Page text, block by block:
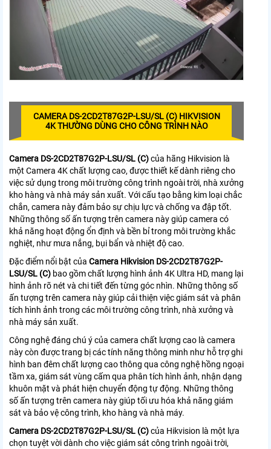
CAMERA DS-2CD2T87G2P-LSU/SL (C) HIKVISION
4K THƯỜNG DÙNG CHO CÔNG TRÌNH NÀO
Camera DS-2CD2T87G2P-LSU/SL (C)của hãng Hikvision là
một Camera 4K chất lượng cao, được thiết kế dành riêng cho
việc sử dụng trong môi trường công trình ngoài trời, nhà xưởng
kho hàng và nhà máy sản xuất. Với cấu tạo bằng kim loại chắc
chắn, camera này đảm bảo sự chịu lực và chống va đập tốt.
Những thông số ấn tượng trên camera này giúp camera có
khả năng hoạt động ổn định và bền bỉ trong môi trường khắc
nghiệt, như mưa nắng, bụi bẩn và nhiệt độ cao.
Đặc điểm nổi bật của Camera Hikvision DS-2CD2T87G2P-
LSU/SL (C) bao gồm chất lượng hình ảnh 4K Ultra HD, mang lại
hình ảnh rõ nét và chi tiết đến từng góc nhìn. Những thông số
ấn tượng trên camera này giúp cải thiện việc giám sát và phân
tích hình ảnh trong các môi trường công trình, nhà xưởng và
nhà máy sản xuất.
Công nghệ đáng chú ý của camera chất lượng cao là camera
này còn được trang bị các tính năng thông minh như hỗ trợ ghi
hình ban đêm chất lượng cao thông qua công nghệ hồng ngoại
tầm xa, giám sát vùng cấm qua phân tích hình ảnh, nhận dạng
khuôn mặt và phát hiện chuyển động tự động. Những thông
số ấn tượng trên camera này giúp tối ưu hóa khả năng giám
sát và bảo vệ công trình, kho hàng và nhà máy.
Camera DS-2CD2T87G2P-LSU/SL (C)của Hikvision là một lựa
chọn tuyệt vời dành cho việc giám sát công trình ngoài trời,